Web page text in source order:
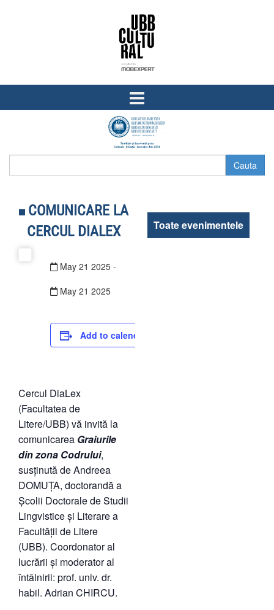
Toate evenimentele
COMUNICARE LA
CERCUL DIALEX
May 21 2025 -
May 21 2025
Add to calendar
Cercul DiaLex
(Facultatea de
Litere/UBB) vă invită la
comunicarea Graiurile
din zona Codrului,
susținută de Andreea
DOMUȚA, doctorandă a
Școlii Doctorale de Studii
Lingvistice și Literare a
Facultății de Litere
(UBB). Coordonator al
lucrării și moderator al
întâlnirii: prof. univ. dr.
habil. Adrian CHIRCU.